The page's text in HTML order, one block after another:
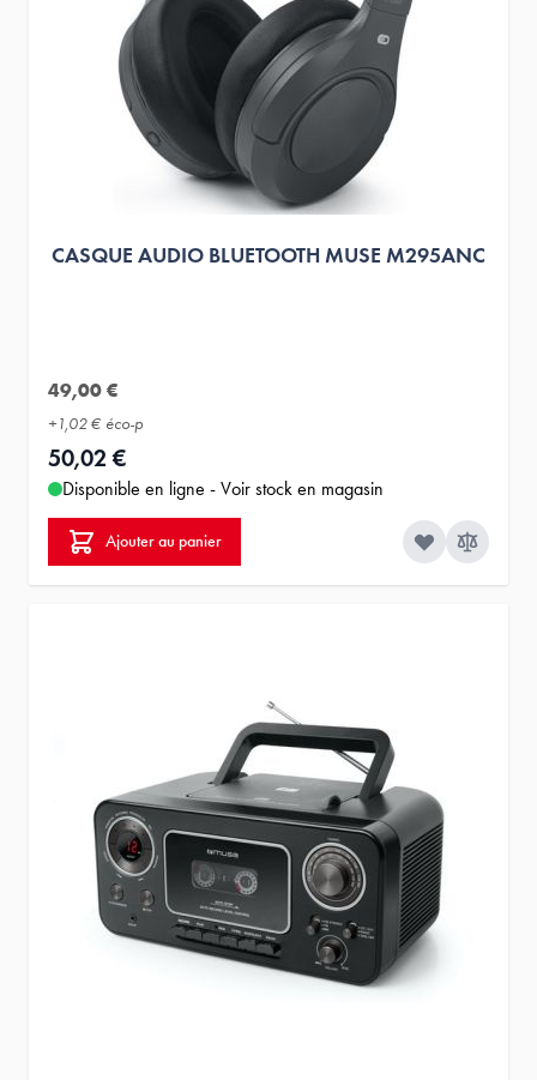
CASQUE AUDIO BLUETOOTH MUSE M295ANC
49,00 €
+1,02 € éco-p
50,02 €
Disponible en ligne - Voir stock en magasin
Ajouter au panier